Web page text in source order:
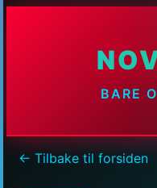
BARE
← Tilbake til forsiden